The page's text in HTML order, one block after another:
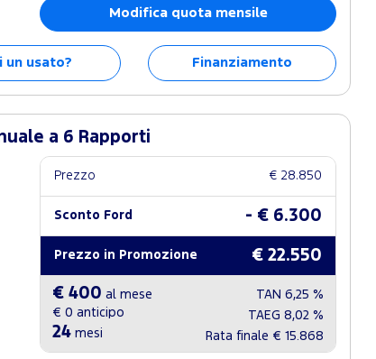
Modifica quota mensile
un usato? Finanziamento
a 6 Rapporti
Prezzo € 28.850
Sconto Ford - € 6.300
Prezzo in Promozione € 22.550
€ 400 al mese
€ 0 anticipo
24 mesi
TAN 6,25 %
TAEG 8,02 %
Rata finale € 15.868